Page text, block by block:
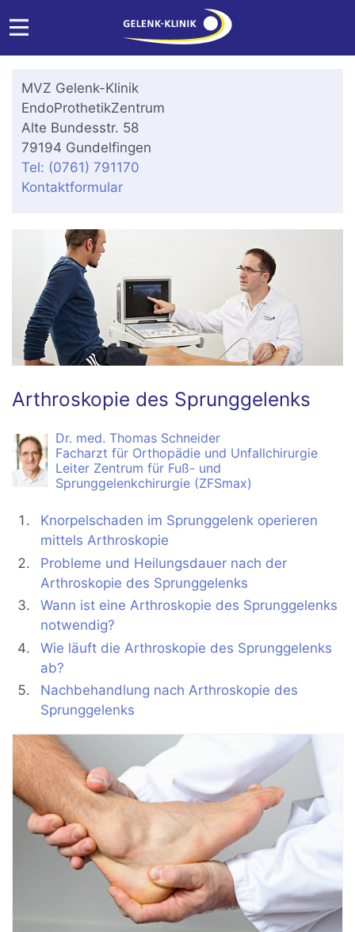
MVZ Gelenk-Klinik
EndoProthetikZentrum
Alte Bundesstr. 58
79194 Gundelfingen
Tel: (0761) 791170
Kontaktformular
Arthroskopie des Sprunggelenks
Dr. med. Thomas Schneider
Facharzt für Orthopädie und Unfallchirurgie
Leiter Zentrum für Fuß- und
Sprunggelenkchirurgie (ZFSmax)
Knorpelschaden im Sprunggelenk operieren
mittels Arthroskopie
Probleme und Heilungsdauer nach der
Arthroskopie des Sprunggelenks
Wann ist eine Arthroskopie des Sprunggelenks
notwendig?
Wie läuft die Arthroskopie des Sprunggelenks
ab?
Nachbehandlung nach Arthroskopie des
Sprunggelenks